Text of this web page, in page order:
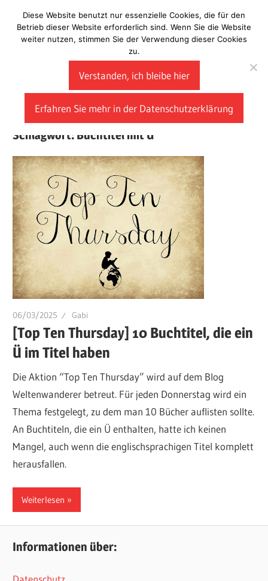
Inhalt
springen
Laberladen
Schlagwort: Buchtitel mit Ü
06/03/2025 Gabi
[Top Ten Thursday] 10 Buchtitel, die ein
Ü im Titel haben
Die Aktion “Top Ten Thursday” wird auf dem Blog
Weltenwanderer betreut. Für jeden Donnerstag wird ein
Thema festgelegt, zu dem man 10 Bücher auflisten sollte.
An Buchtiteln, die ein Ü enthalten, hatte ich keinen
Mangel, auch wenn die englischsprachigen Titel komplett
herausfallen.
Weiterlesen
Informationen über:
Diese Website benutzt nur essenzielle Cookies, die für den
Betrieb dieser Website erforderlich sind. Wenn Sie die Website
weiter nutzen, stimmen Sie der Verwendung dieser Cookies
zu.
Verstanden, ich bleibe hier
Erfahren Sie mehr in der Datenschutzerklärung